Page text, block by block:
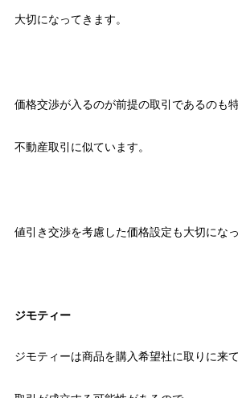
大切になってきます。
価格交渉が入るのが前提の取引であるのも特
不動産取引に似ています。
値引き交渉を考慮した価格設定も大切になっ
ジモティー
ジモティーは商品を購入希望社に取りに来て